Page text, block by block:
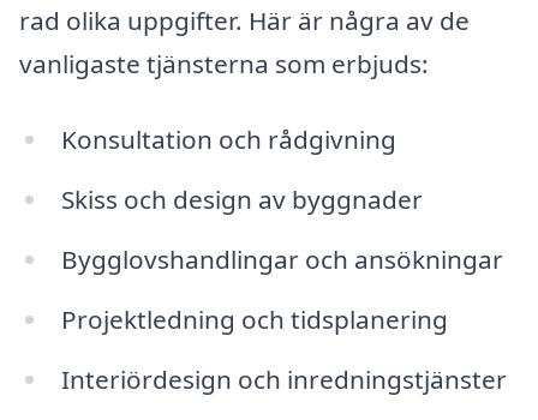
rad olika uppgifter. Här är några av de
vanligaste tjänsterna som erbjuds:
Konsultation och rådgivning
Skiss och design av byggnader
Bygglovshandlingar och ansökningar
Projektledning och tidsplanering
Interiördesign och inredningstjänster